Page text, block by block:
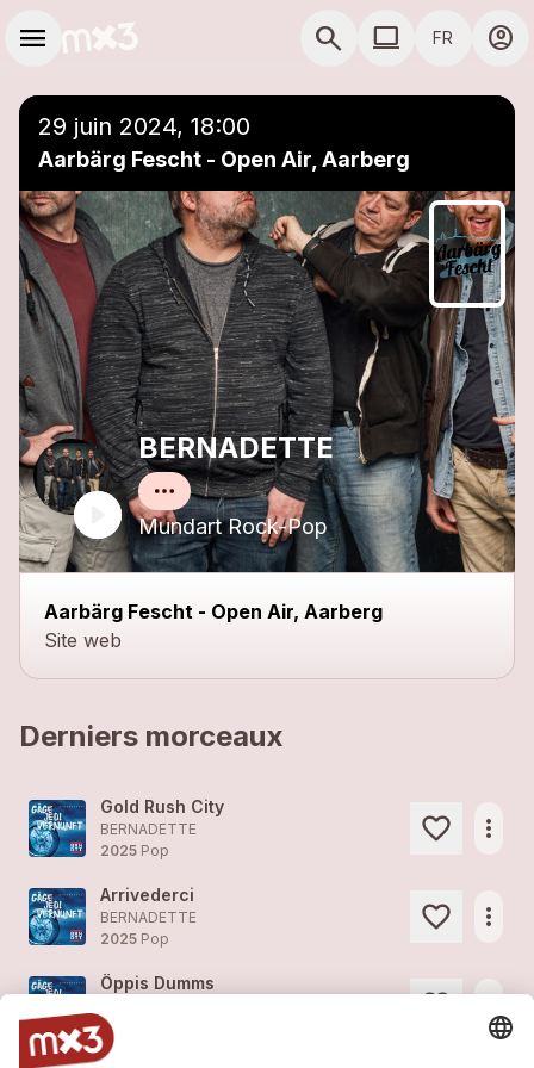
menu search COMPUTER
computer FR account_circle
29 juin 2024, 18:00
Aarbärg Fescht - Open Air, Aarberg
BERNADETTE
Mundart Rock-Pop
Aarbärg Fescht - Open Air, Aarberg
Site web
Derniers morceaux
Gold Rush City
BERNADETTE
2025 Pop
more_horiz
Arrivederci
BERNADETTE
2025 Pop
more_horiz
Öppis Dumms
2025
Ajouter à une playlist close